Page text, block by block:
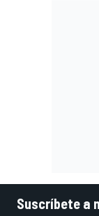
Suscríbete a